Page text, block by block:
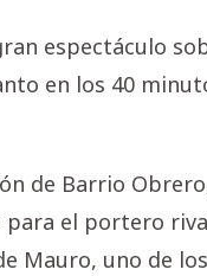
espectáculo
en los 40
de Barrio
el portero
Mauro, uno de